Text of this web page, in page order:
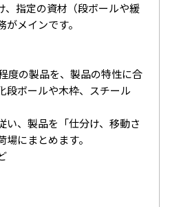
、指定の資材（段ボールや緩
メインです。
度の製品を、製品の特性に合
段ボールや木枠、スチール
い、製品を「仕分け、移動さ
にまとめます。